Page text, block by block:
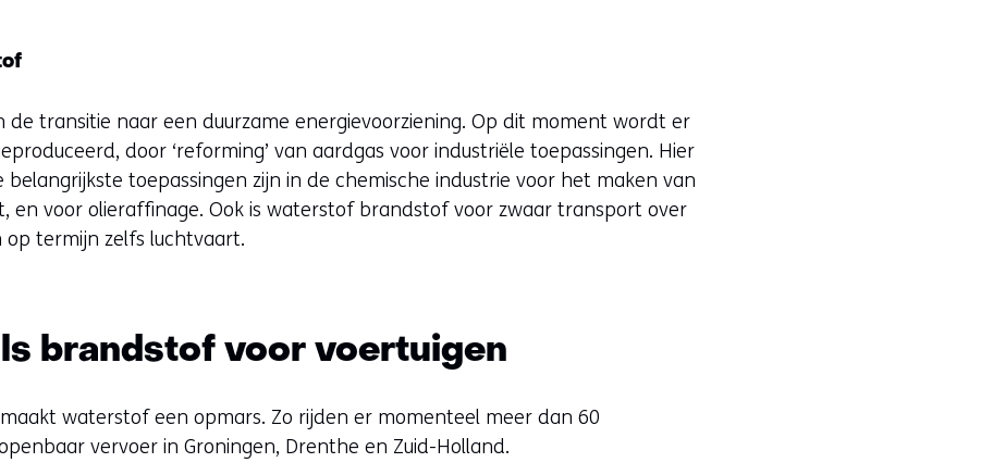
de transitie naar een duurzame energievoorziening. Op dit moment wordt er
door ‘reforming’ van aardgas voor industriële toepassingen. Hier
belangrijkste toepassingen zijn in de chemische industrie voor het maken van
en voor olieraffinage. Ook is waterstof brandstof voor zwaar transport over
termijn zelfs luchtvaart.
brandstof voor voertuigen
waterstof een opmars. Zo rijden er momenteel meer dan 60
vervoer in Groningen, Drenthe en Zuid-Holland.